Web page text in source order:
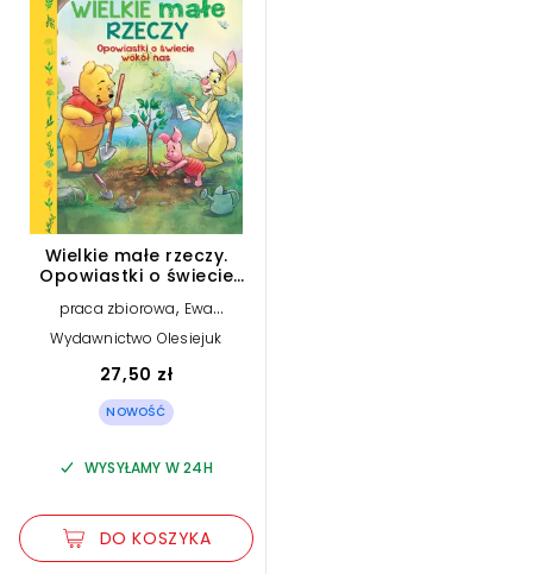
Wielkie małe rzeczy.
Opowiastki o świecie
i Przyjaciele
praca zbiorowa, Ewa
Tarnowska (tłum.)
Wydawnictwo Olesiejuk
27,50 zł
NOWOŚĆ
WYSYŁAMY W 24H
DO KOSZYKA